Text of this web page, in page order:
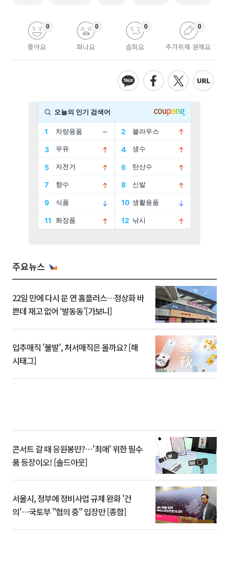
좋아요
0
화나요
0
슬퍼요
0
추가취재 원해요
0
주요뉴스
22일 만에 다시 문 연 홈플러스…정상화 바
쁜데 재고 없어 ‘발동동’[가보니]
입추매직 '불발', 처서매직은 올까요? [해
시태그]
콘서트 갈 때 응원봉만?⋯'최애' 위한 필수
품 등장이오! [솔드아웃]
서울시, 정부에 정비사업 규제 완화 '건
의'⋯국토부 "협의 중" 입장만 [종합]